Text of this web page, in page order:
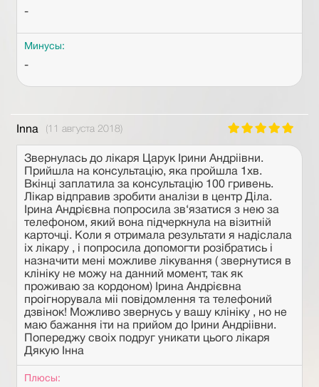
-
Минусы:
-
Inna (11 августа 2018)
Звернулась до лікаря Царук Ірини Андріівни.
Прийшла на консультацію, яка пройшла 1хв.
Вкінці заплатила за консультацію 100 гривень.
Лікар відправив зробити аналізи в центр Діла.
Ірина Андрієвна попросила зв‘язатися з нею за
телефоном, який вона підчеркнула на візитній
карточці. Коли я отримала результати я надіслала
іх лікару , і попросила допомогти розібратись і
назначити мені можливе лікування ( звернутися в
клініку не можу на данний момент, так як
проживаю за кордоном) Ірина Андрієвна
проігнорувала міі повідомлення та телефоний
дзвінок! Можливо звернусь у вашу клініку , но не
маю бажання іти на прийом до Ірини Андріівни.
Попереджу своіх подруг уникати цього лікаря
Дякую Інна
Плюсы: